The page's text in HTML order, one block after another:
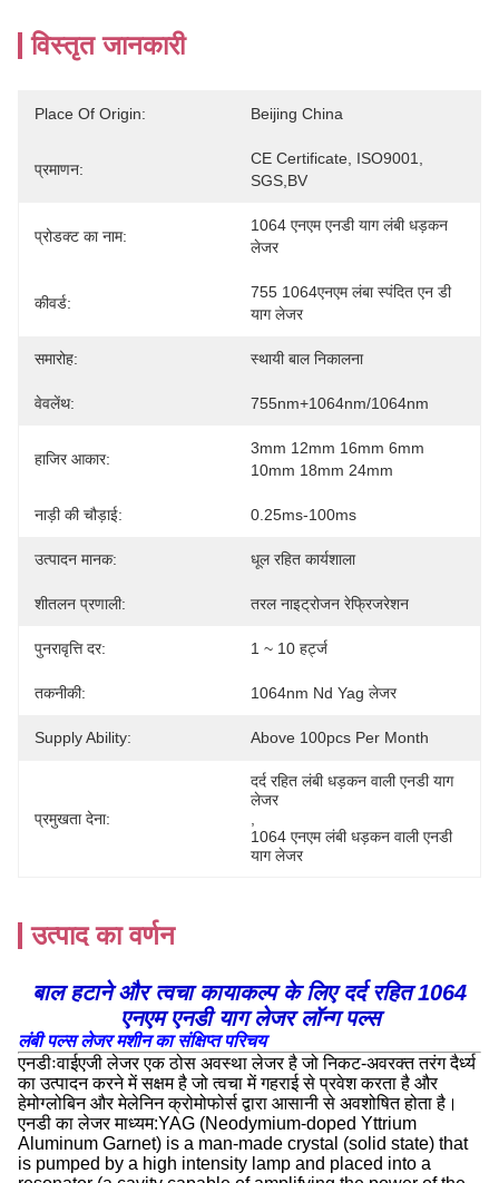
विस्तृत जानकारी
Place Of Origin: Beijing China
प्रमाणन:
CE Certificate, ISO9001,
SGS,BV
प्रोडक्ट का नाम:
1064 एनएम एनडी याग लंबी धड़कन
लेजर
कीवर्ड:
755 1064एनएम लंबा स्पंदित एन डी
याग लेजर
समारोह: स्थायी बाल निकालना
वेवलेंथ: 755nm+1064nm/1064nm
हाजिर आकार:
3mm 12mm 16mm 6mm
10mm 18mm 24mm
नाड़ी की चौड़ाई: 0.25ms-100ms
उत्पादन मानक: धूल रहित कार्यशाला
शीतलन प्रणाली: तरल नाइट्रोजन रेफ्रिजरेशन
पुनरावृत्ति दर: 1 ~ 10 हर्ट्ज
तकनीकी: 1064nm Nd Yag लेजर
Supply Ability: Above 100pcs Per Month
प्रमुखता देना:
दर्द रहित लंबी धड़कन वाली एनडी याग
लेजर
1064 एनएम लंबी धड़कन वाली एनडी
याग लेजर
उत्पाद का वर्णन
बाल हटाने और त्वचा कायाकल्प के लिए दर्द रहित 1064
एनएम एनडी याग लेजर लॉन्ग पल्स
लंबी पल्स लेजर मशीन का संक्षिप्त परिचय
एनडीःवाईएजी लेजर एक ठोस अवस्था लेजर है जो निकट-अवरक्त तरंग दैर्ध्य
का उत्पादन करने में सक्षम है जो त्वचा में गहराई से प्रवेश करता है और
हेमोग्लोबिन और मेलेनिन क्रोमोफोर्स द्वारा आसानी से अवशोषित होता है।
एनडी का लेजर माध्यम:YAG (Neodymium-doped Yttrium
Aluminum Garnet) is a man-made crystal (solid state) that
is pumped by a high intensity lamp and placed into a